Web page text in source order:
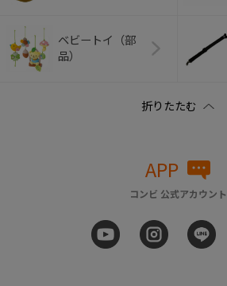
ベビートイ（部
品）
APP
コンビ 公式アカウント